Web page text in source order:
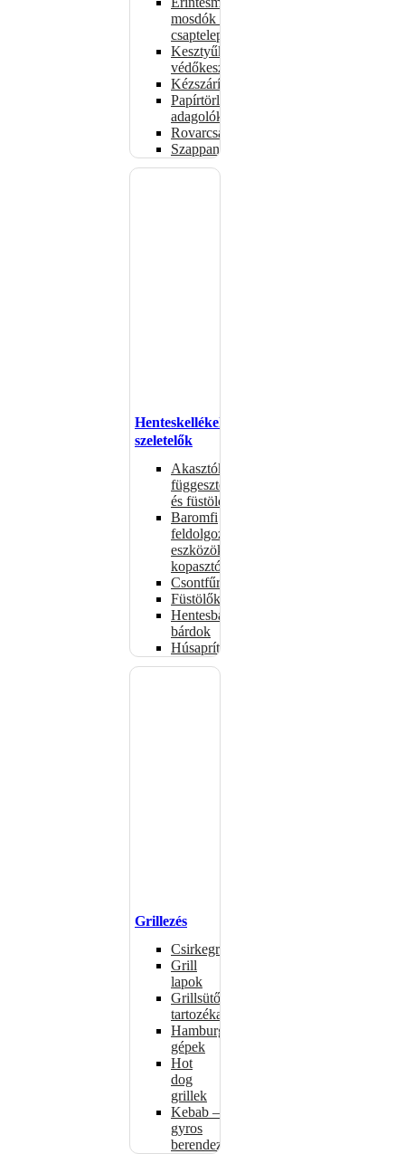
mosdók és
csaptelepek
Kesztyűk,
védőkesztyűk
Kézszárítók
Papírtörlő-
adagolók
Rovarcsapdák
Szappanadagolók
Henteskellékek,
szeletelők
Akasztók
függesztéshez
és füstöléshez
Baromfi
feldolgozó
eszközök,
kopasztók
Csontfűrészek
Füstölők
Hentesbalták,
bárdok
Húsaprítók
Grillezés
Csirkegrillek
Grill
lapok
Grillsütők
tartozékai
Hamburgerformázó
gépek
Hot
dog
grillek
Kebab –
gyros
berendezés